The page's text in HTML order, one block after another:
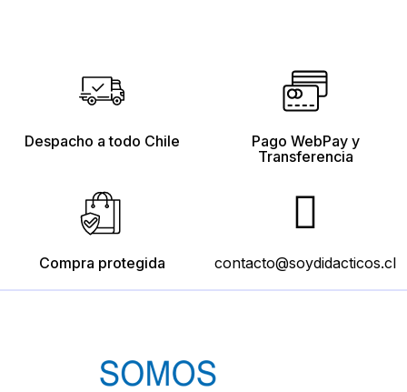
Despacho a todo Chile
Pago WebPay y
Transferencia
Compra protegida contacto@soydidacticos.cl